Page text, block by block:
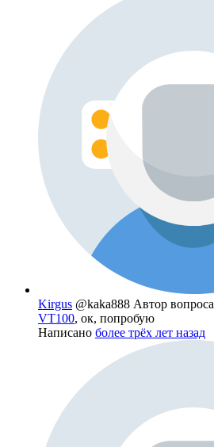
Kirgus @kaka888 Автор вопроса
VT100, ок, попробую
Написано более трёх лет назад